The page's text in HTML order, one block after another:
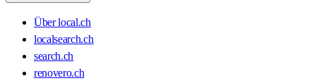
Über local.ch
localsearch.ch
search.ch
renovero.ch